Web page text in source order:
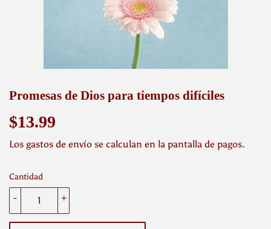
Promesas de Dios para tiempos difíciles
$13.99
Los gastos de envío se calculan en la pantalla de pagos.
Cantidad
+
-